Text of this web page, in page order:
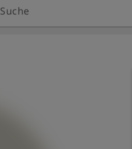
Suche